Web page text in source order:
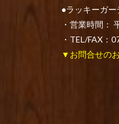
●ラッキーガ
・営業時間：
・TEL/FAX：
▼お問合せの